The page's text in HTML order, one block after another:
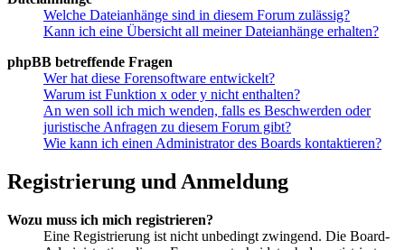
Welche Dateianhänge sind in diesem Forum zulässig?
Kann ich eine Übersicht all meiner Dateianhänge erhalten?
phpBB betreffende Fragen
Wer hat diese Forensoftware entwickelt?
Warum ist Funktion x oder y nicht enthalten?
An wen soll ich mich wenden, falls es Beschwerden oder
juristische Anfragen zu diesem Forum gibt?
Wie kann ich einen Administrator des Boards kontaktieren?
Registrierung und Anmeldung
Wozu muss ich mich registrieren?
Eine Registrierung ist nicht unbedingt zwingend. Die Board-